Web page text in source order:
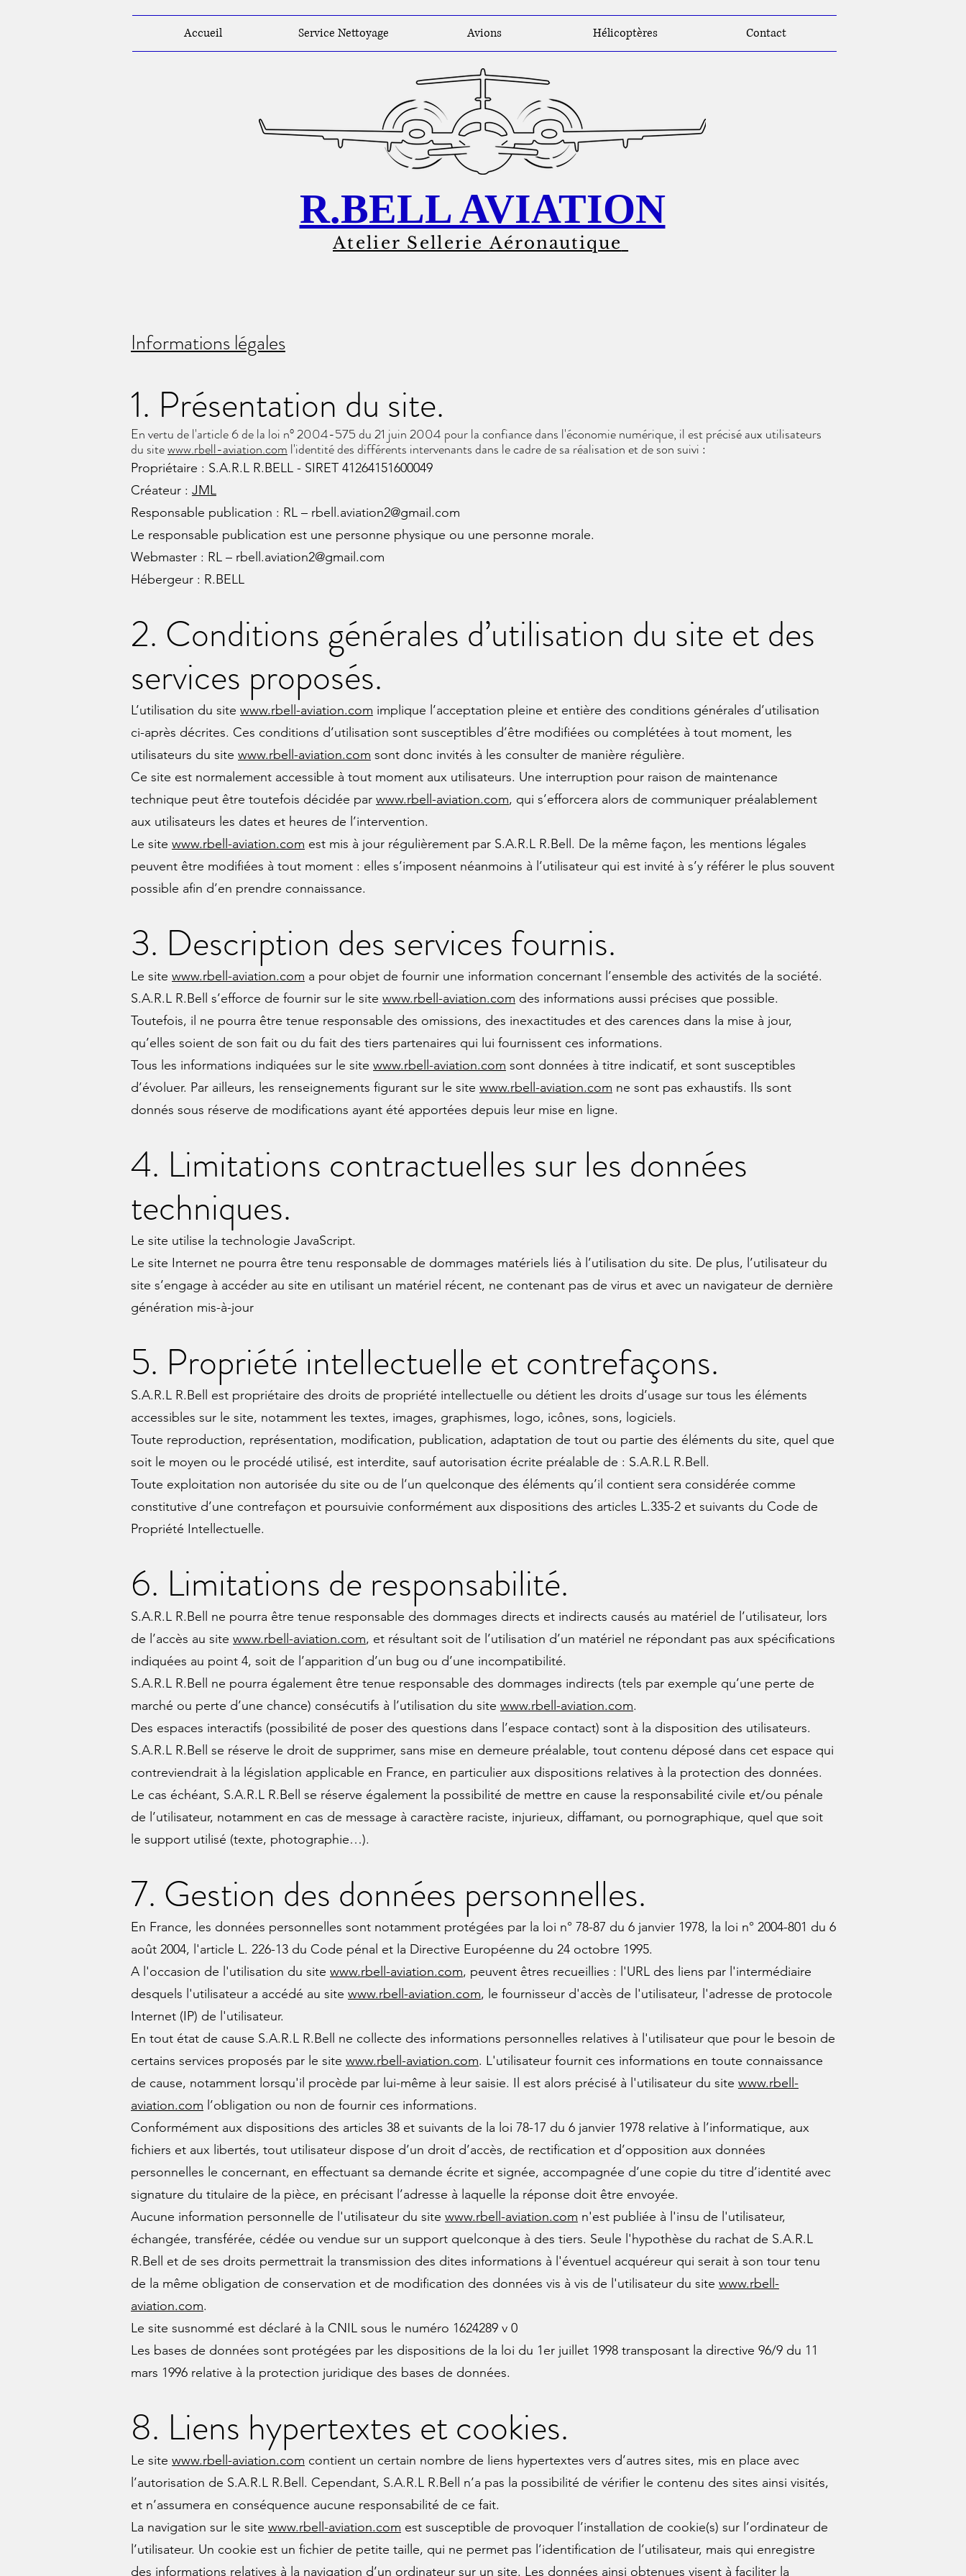
Accueil Service Nettoyage Avions Hélicoptères Contact
R.BELL AVIATION
Atelier SellerieAéronautique
Informations légales
1. Présentation du site.
En vertu de l'article 6 de la loi n° 2004-575 du 21 juin 2004 pour la confiance dans l'économie numérique, il est précisé aux utilisateurs
du sitewww.rbell-aviation.com l'identité des différents intervenants dans le cadre de sa réalisation et de son suivi :
Propriétaire : S.A.R.L R.BELL - SIRET 41264151600049
Créateur : JML
Responsable publication : RL – rbell.aviation2@gmail.com
Le responsable publication est une personne physique ou une personne morale.
Webmaster : RL – rbell.aviation2@gmail.com
Hébergeur : R.BELL
2. Conditions générales d’utilisation du site et des
services proposés.
L’utilisation du site www.rbell-aviation.com implique l’acceptation pleine et entière des conditions générales d’utilisation
ci-après décrites. Ces conditions d’utilisation sont susceptibles d’être modifiées ou complétées à tout moment, les
utilisateurs du site www.rbell-aviation.com sont donc invités à les consulter de manière régulière.
Ce site est normalement accessible à tout moment aux utilisateurs. Une interruption pour raison de maintenance
technique peut être toutefois décidée par www.rbell-aviation.com, qui s’efforcera alors de communiquer préalablement
aux utilisateurs les dates et heures de l’intervention.
Le site www.rbell-aviation.com est mis à jour régulièrement par S.A.R.L R.Bell. De la même façon, les mentions légales
peuvent être modifiées à tout moment : elles s’imposent néanmoins à l’utilisateur qui est invité à s’y référer le plus souvent
possible afin d’en prendre connaissance.
3. Description des services fournis.
Le site www.rbell-aviation.com a pour objet de fournir une information concernant l’ensemble des activités de la société.
S.A.R.L R.Bell s’efforce de fournir sur le site www.rbell-aviation.com des informations aussi précises que possible.
Toutefois, il ne pourra être tenue responsable des omissions, des inexactitudes et des carences dans la mise à jour,
qu’elles soient de son fait ou du fait des tiers partenaires qui lui fournissent ces informations.
Tous les informations indiquées sur le site www.rbell-aviation.com sont données à titre indicatif, et sont susceptibles
d’évoluer. Par ailleurs, les renseignements figurant sur le site www.rbell-aviation.com ne sont pas exhaustifs. Ils sont
donnés sous réserve de modifications ayant été apportées depuis leur mise en ligne.
4. Limitations contractuelles sur les données
techniques.
Le site utilise la technologie JavaScript.
Le site Internet ne pourra être tenu responsable de dommages matériels liés à l’utilisation du site. De plus, l’utilisateur du
site s’engage à accéder au site en utilisant un matériel récent, ne contenant pas de virus et avec un navigateur de dernière
génération mis-à-jour
5. Propriété intellectuelle et contrefaçons.
S.A.R.L R.Bell est propriétaire des droits de propriété intellectuelle ou détient les droits d’usage sur tous les éléments
accessibles sur le site, notamment les textes, images, graphismes, logo, icônes, sons, logiciels.
Toute reproduction, représentation, modification, publication, adaptation de tout ou partie des éléments du site, quel que
soit le moyen ou le procédé utilisé, est interdite, sauf autorisation écrite préalable de : S.A.R.L R.Bell.
Toute exploitation non autorisée du site ou de l’un quelconque des éléments qu’il contient sera considérée comme
constitutive d’une contrefaçon et poursuivie conformément aux dispositions des articles L.335-2 et suivants du Code de
Propriété Intellectuelle.
6. Limitations de responsabilité.
S.A.R.L R.Bell ne pourra être tenue responsable des dommages directs et indirects causés au matériel de l’utilisateur, lors
de l’accès au site www.rbell-aviation.com, et résultant soit de l’utilisation d’un matériel ne répondant pas aux spécifications
indiquées au point 4, soit de l’apparition d’un bug ou d’une incompatibilité.
S.A.R.L R.Bell ne pourra également être tenue responsable des dommages indirects (tels par exemple qu’une perte de
marché ou perte d’une chance) consécutifs à l’utilisation du site www.rbell-aviation.com.
Des espaces interactifs (possibilité de poser des questions dans l’espace contact) sont à la disposition des utilisateurs.
S.A.R.L R.Bell se réserve le droit de supprimer, sans mise en demeure préalable, tout contenu déposé dans cet espace qui
contreviendrait à la législation applicable en France, en particulier aux dispositions relatives à la protection des données.
Le cas échéant, S.A.R.L R.Bell se réserve également la possibilité de mettre en cause la responsabilité civile et/ou pénale
de l’utilisateur, notamment en cas de message à caractère raciste, injurieux, diffamant, ou pornographique, quel que soit
le support utilisé (texte, photographie…).
7. Gestion des données personnelles.
En France, les données personnelles sont notamment protégées par la loi n° 78-87 du 6 janvier 1978, la loi n° 2004-801 du 6
août 2004, l'article L. 226-13 du Code pénal et la Directive Européenne du 24 octobre 1995.
A l'occasion de l'utilisation du site www.rbell-aviation.com, peuvent êtres recueillies : l'URL des liens par l'intermédiaire
desquels l'utilisateur a accédé au site www.rbell-aviation.com, le fournisseur d'accès de l'utilisateur, l'adresse de protocole
Internet (IP) de l'utilisateur.
En tout état de cause S.A.R.L R.Bell ne collecte des informations personnelles relatives à l'utilisateur que pour le besoin de
certains services proposés par le site www.rbell-aviation.com. L'utilisateur fournit ces informations en toute connaissance
de cause, notamment lorsqu'il procède par lui-même à leur saisie. Il est alors précisé à l'utilisateur du site www.rbell-
aviation.com l’obligation ou non de fournir ces informations.
Conformément aux dispositions des articles 38 et suivants de la loi 78-17 du 6 janvier 1978 relative à l’informatique, aux
fichiers et aux libertés, tout utilisateur dispose d’un droit d’accès, de rectification et d’opposition aux données
personnelles le concernant, en effectuant sa demande écrite et signée, accompagnée d’une copie du titre d’identité avec
signature du titulaire de la pièce, en précisant l’adresse à laquelle la réponse doit être envoyée.
Aucune information personnelle de l'utilisateur du site www.rbell-aviation.com n'est publiée à l'insu de l'utilisateur,
échangée, transférée, cédée ou vendue sur un support quelconque à des tiers. Seule l'hypothèse du rachat de S.A.R.L
R.Bell et de ses droits permettrait la transmission des dites informations à l'éventuel acquéreur qui serait à son tour tenu
de la même obligation de conservation et de modification des données vis à vis de l'utilisateur du site www.rbell-
aviation.com.
Le site susnommé est déclaré à la CNIL sous le numéro 1624289 v 0
Les bases de données sont protégées par les dispositions de la loi du 1er juillet 1998 transposant la directive 96/9 du 11
mars 1996 relative à la protection juridique des bases de données.
8. Liens hypertextes et cookies.
Le site www.rbell-aviation.com contient un certain nombre de liens hypertextes vers d’autres sites, mis en place avec
l’autorisation de S.A.R.L R.Bell. Cependant, S.A.R.L R.Bell n’a pas la possibilité de vérifier le contenu des sites ainsi visités,
et n’assumera en conséquence aucune responsabilité de ce fait.
La navigation sur le site www.rbell-aviation.com est susceptible de provoquer l’installation de cookie(s) sur l’ordinateur de
l’utilisateur. Un cookie est un fichier de petite taille, qui ne permet pas l’identification de l’utilisateur, mais qui enregistre
des informations relatives à la navigation d’un ordinateur sur un site. Les données ainsi obtenues visent à faciliter la